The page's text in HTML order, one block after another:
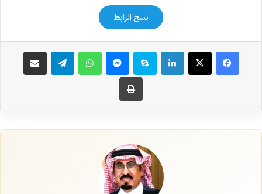
نسخ الرابط
فيسبوك‫X لينكدإن سكايب ماسنجر واتساب تيلقرام مشاركة عبر البريد
طباعة